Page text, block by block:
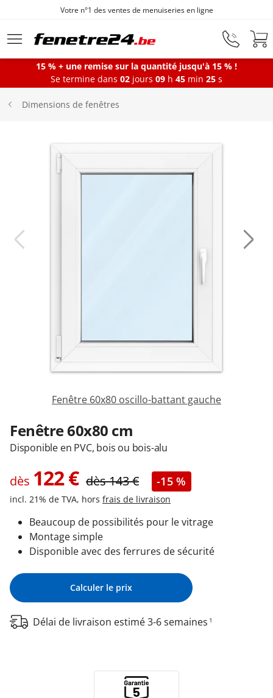
Aller au contenu principal
Votre n°1 des ventes de menuiseries en ligne
Fenêtres
Baies vitrées
Clôtures et portails
Conseils gratuits
15 % + une remise sur la quantité jusqu'à 15 % !
Se termine dans 02 jours 09 h 45 min 24 s
Dimensions de fenêtres
Fenêtre 60x80 oscillo-battant gauche
Fenêtre 60x80 cm
Disponible en PVC, bois ou bois-alu
dès 122€ dès143€ -15 %
incl. 21% de TVA, hors frais de livraison
Beaucoup de possibilités pour le vitrage
Montage simple
Disponible avec des ferrures de sécurité
Calculer le prix
Délai de livraison estimé 3-6 semaines 1